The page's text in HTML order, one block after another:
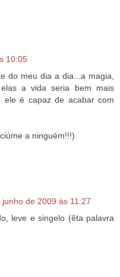
10:05
do meu dia a dia...a magia,
a vida seria bem mais
ele é capaz de acabar com
a ninguém!!!)
junho de 2009 às 11:27
leve e singelo (êta palavra